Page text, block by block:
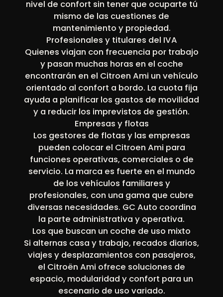
nivel de confort sin tener que ocuparte tú
mismo de las cuestiones de
mantenimiento y propiedad.
Profesionales y titulares del IVA
Quienes viajan con frecuencia por trabajo
y pasan muchas horas en el coche
encontrarán en el Citroen Ami un vehículo
orientado al confort a bordo. La cuota fija
ayuda a planificar los gastos de movilidad
y a reducir los imprevistos de gestión.
Empresas y flotas
Los gestores de flotas y las empresas
pueden colocar el Citroen Ami para
funciones operativas, comerciales o de
servicio. La marca es fuerte en el mundo
de los vehículos familiares y
profesionales, con una gama que cubre
diversas necesidades. GC Auto coordina
la parte administrativa y operativa.
Los que buscan un coche de uso mixto
Si alternas casa y trabajo, recados diarios,
viajes y desplazamientos con pasajeros,
el Citroën Ami ofrece soluciones de
espacio, modularidad y confort para un
escenario de uso variado.